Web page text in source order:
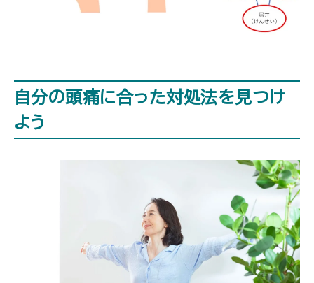
自分の頭痛に合った対処法を見つけ
よう